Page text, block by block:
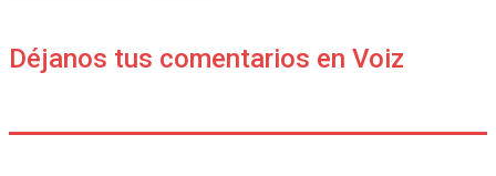
Déjanos tus comentarios en Voiz